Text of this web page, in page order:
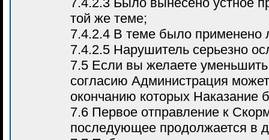
той же теме;
7.4.2.4 В теме было применено
7.4.2.5 Нарушитель серьезно
7.5 Если вы желаете
согласию Администрация
окончанию которых Наказание
7.6 Первое отправление к
последующее продолжается в